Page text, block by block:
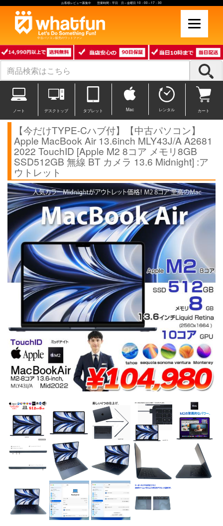
お客様レビュー募集中 営業時間：平日 月～金曜日 10：00～17：30
中古パソコン販売のワットファン
ノート デスクトップ タブレット Mac レンタル カート
【今だけTYPE-Cハブ付】【中古パソコン】
Apple MacBook Air 13.6inch MLY43J/A A2681
2022 TouchID [Apple M2 8コア メモリ8GB
SSD512GB 無線 BT カメラ 13.6 Midnight] :ア
ウトレット